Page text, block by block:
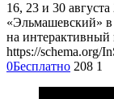
16, 23 и 30
«Эльмашевский» в
на интерактивный
https://schema.org/
0Бесплатно 208 1